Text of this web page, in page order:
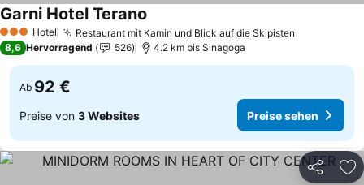
3 SterneHotel Restaurant mit Kamin und Blick auf die Skipisten
Garni Hotel Terano
8,6 Hervorragend 526 4.2 km bis Sinagoga
Ab 92 €
Preise von 3 Websites Preise sehen
Teilen